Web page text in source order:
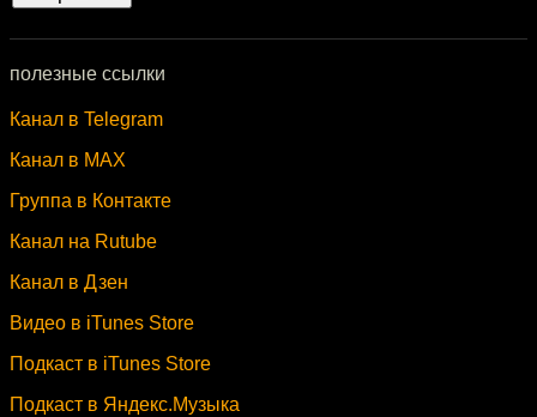
полезные ссылки
Канал в Telegram
Канал в MAX
Группа в Контакте
Канал на Rutube
Канал в Дзен
Видео в iTunes Store
Подкаст в iTunes Store
Подкаст в Яндекс.Музыка